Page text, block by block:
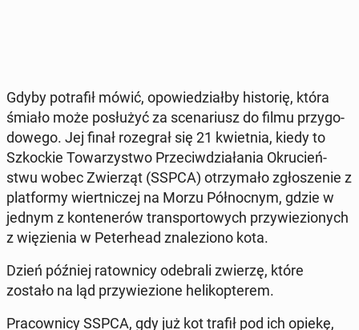
Gdyby po­tra­fił mówić, opo­wie­dział­by hi­sto­rię, która
śmiało może po­słu­żyć za sce­na­riusz do filmu przy­go­
do­we­go. Jej finał ro­ze­grał się 21 kwiet­nia, kiedy to
Szkoc­kie To­wa­rzy­stwo Prze­ciw­dzia­ła­nia Okru­cień­
stwu wobec Zwie­rząt (SSPCA) otrzy­ma­ło zgło­sze­nie z
plat­for­my wiert­ni­czej na Morzu Pół­noc­nym, gdzie w
jednym z kon­te­ne­rów trans­por­to­wych przy­wie­zio­nych
z wię­zie­nia w Pe­ter­he­ad zna­le­zio­no kota.
Dzień później ra­tow­ni­cy ode­bra­li zwierzę, które
zostało na ląd przy­wie­zio­ne he­li­kop­te­rem.
Pra­cow­ni­cy SSPCA, gdy już kot trafił pod ich opiekę,